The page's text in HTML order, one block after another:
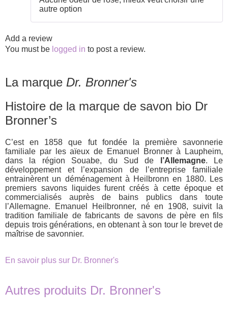
2
of 5
autre option
Add a review
You must be logged in to post a review.
La marque Dr. Bronner's
Histoire de la marque de savon bio Dr
Bronner’s
C’est en 1858 que fut fondée la première savonnerie
familiale par les aïeux de Emanuel Bronner à Laupheim,
dans la région Souabe, du Sud de
l’Allemagne. Le
développement et l’expansion de l’entreprise familiale
entrainèrent un déménagement à Heilbronn en 1880. Les
premiers savons liquides furent créés à cette époque et
commercialisés auprès de bains publics dans toute
l’Allemagne. Emanuel Heilbronner, né en 1908, suivit la
tradition familiale de fabricants de savons de père en fils
depuis trois générations, en obtenant à son tour le brevet de
maîtrise de savonnier.
En savoir plus sur Dr. Bronner's
Autres produits Dr. Bronner's